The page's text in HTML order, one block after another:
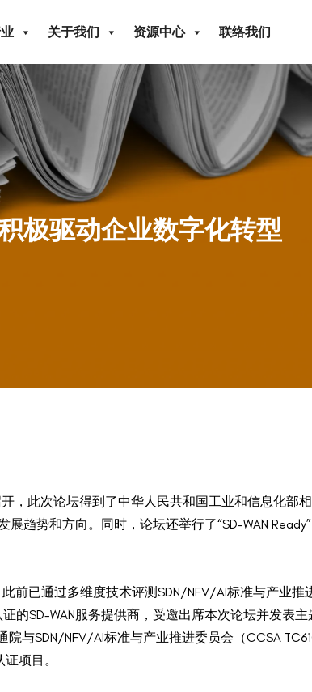
关于我们 资源中心 联络我们
极驱动企业数字化转型
，此次论坛得到了中华人民共和国工业和信息化部
趋势和方向。同时，论坛还举行了“SD-WAN
前已通过多维度技术评测SDN/NFV/AI标准与产业推
的SD-WAN服务提供商，受邀出席本次论坛并发表主
与SDN/NFV/AI标准与产业推进委员会（CCSA
项目。